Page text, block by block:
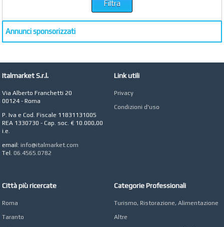
Annunci sponsorizzati
Italmarket S.r.l.
Via Alberto Franchetti 20
00124 - Roma
P. Iva e Cod. Fiscale 11831131005
REA 1330730 - Cap. soc. € 10.000,00
i.e.
email: info@italmarket.com
Tel. 06.4565.0782
Link utili
Privacy
Condizioni d'uso
Città più ricercate
Roma
Taranto
Categorie Professionali
Turismo, Ristorazione, Alimentazione
Altre